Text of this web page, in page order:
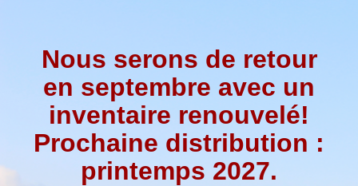
Nous serons de retour
en septembre avec un
inventaire renouvelé!
Prochaine distribution :
printemps 2027.